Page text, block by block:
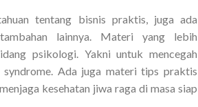
tentang bisnis praktis, juga ada
lainnya. Materi yang lebih
psikologi. Yakni untuk mencegah
Ada juga materi tips praktis
kesehatan jiwa raga di masa siap